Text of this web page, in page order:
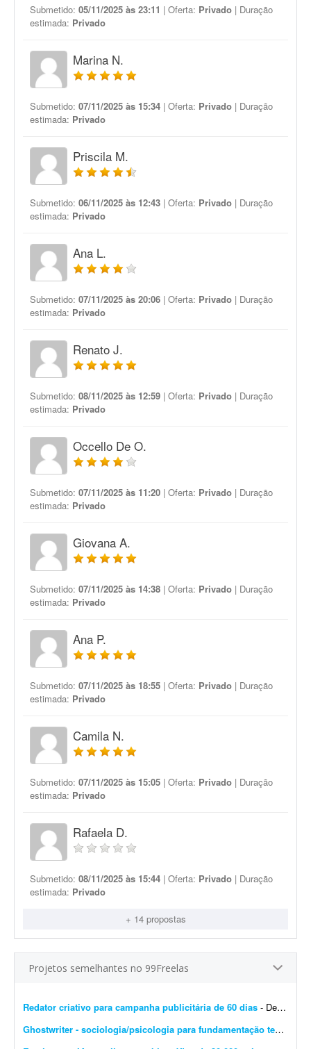
Submetido: 05/11/2025 às 23:11 | Oferta: Privado | Duração
estimada: Privado
Marina N.
Submetido: 07/11/2025 às 15:34 | Oferta: Privado | Duração
estimada: Privado
Priscila M.
Submetido: 06/11/2025 às 12:43 | Oferta: Privado | Duração
estimada: Privado
Ana L.
Submetido: 07/11/2025 às 20:06 | Oferta: Privado | Duração
estimada: Privado
Renato J.
Submetido: 08/11/2025 às 12:59 | Oferta: Privado | Duração
estimada: Privado
Occello De O.
Submetido: 07/11/2025 às 11:20 | Oferta: Privado | Duração
estimada: Privado
Giovana A.
Submetido: 07/11/2025 às 14:38 | Oferta: Privado | Duração
estimada: Privado
Ana P.
Submetido: 07/11/2025 às 18:55 | Oferta: Privado | Duração
estimada: Privado
Camila N.
Submetido: 07/11/2025 às 15:05 | Oferta: Privado | Duração
estimada: Privado
Rafaela D.
Submetido: 08/11/2025 às 15:44 | Oferta: Privado | Duração
estimada: Privado
+ 14 propostas
Projetos semelhantes no 99Freelas
Redator criativo para campanha publicitária de 60 dias - Desenvolver supervisão editorial, definição de objetivos, escrita de títulos e blocos de texto e definição do estilo de campanha para uma campanha publicit...
Ghostwriter - sociologia/psicologia para fundamentação teórica